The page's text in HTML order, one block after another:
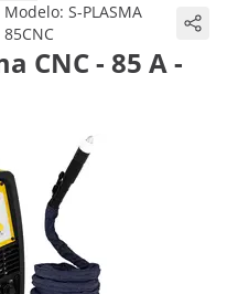
Modelo:S-PLASMA
85CNC
CNC - 85 A -